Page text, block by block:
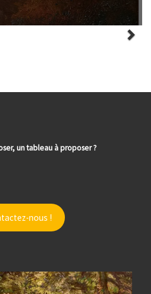
un tableau à proposer ?
nous !